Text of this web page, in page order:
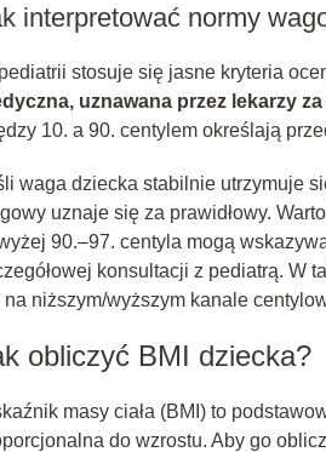
interpretować normy
stosuje się jasne kryteria
uznawana przez lekarzy
10. a 90. centylem określają
waga dziecka stabilnie utrzymuje
uznaje się za prawidłowy.
90.–97. centyla mogą
konsultacji z pediatrą. W
na niższym/wyższym kanale
obliczyć BMI dziecka?
masy ciała (BMI) to
do wzrostu. Aby go